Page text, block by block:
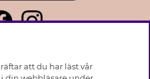
att du har läst vår